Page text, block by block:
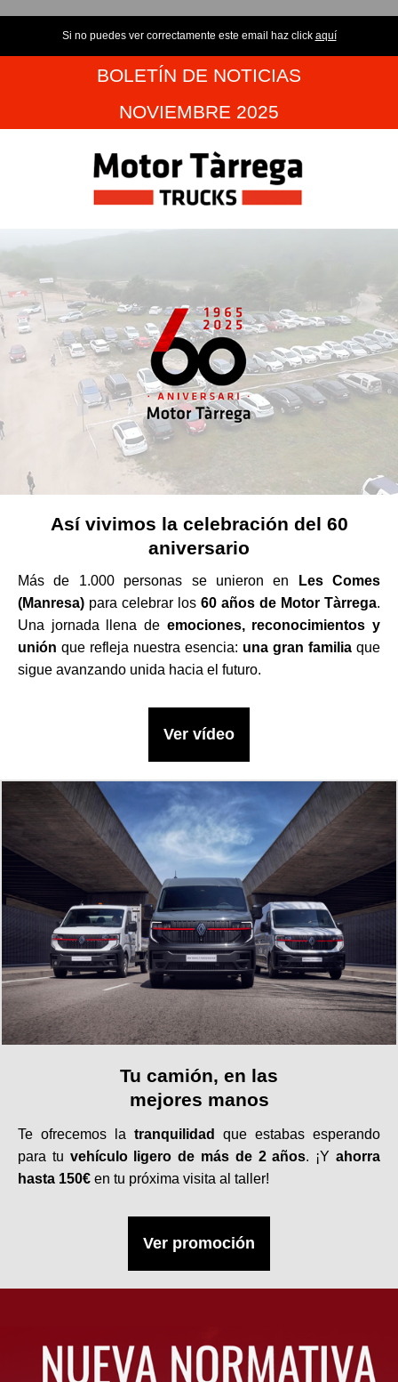
Si no puedes ver correctamente este email haz click aquí
BOLETÍN DE NOTICIAS
NOVIEMBRE 2025
Así vivimos la celebración del 60
aniversario
Más de 1.000 personas se unieron en
Les Comes
(Manresa) para celebrar los 60 años de Motor Tàrrega.
Una jornada llena de emociones, reconocimientos y
unión que refleja nuestra esencia: una gran familia que
sigue avanzando unida hacia el futuro.
Ver vídeo
Tu camión, en las
mejores manos
Te ofrecemos la tranquilidad
que estabas esperando
para tu vehículo ligero de más de 2 años. ¡Yahorra
hasta 150€ en tu próxima visita al taller!
Ver promoción